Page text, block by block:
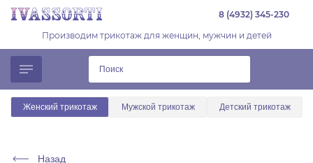
8 (4932) 345-230
Производим трикотаж для женщин, мужчин и детей
Женский трикотаж Мужской трикотаж Детский трикотаж
Назад